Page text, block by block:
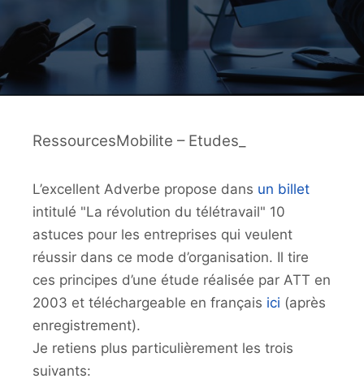
RessourcesMobilite – Etudes_
L’excellent Adverbe propose dans un billet
intitulé "La révolution du télétravail" 10
astuces pour les entreprises qui veulent
réussir dans ce mode d’organisation. Il tire
ces principes d’une étude réalisée par ATT en
2003 et téléchargeable en français ici (après
enregistrement).
Je retiens plus particulièrement les trois
suivants: